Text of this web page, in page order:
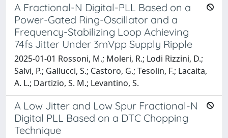
A Fractional-N Digital-PLL Based on a
Power-Gated Ring-Oscillator and a
Frequency-Stabilizing Loop Achieving
74fs Jitter Under 3mVpp Supply Ripple
2025-01-01 Rossoni, M.; Moleri, R.; Lodi Rizzini, D.;
Salvi, P.; Gallucci, S.; Castoro, G.; Tesolin, F.; Lacaita,
A. L.; Dartizio, S. M.; Levantino, S.
A Low Jitter and Low Spur Fractional-N
Digital PLL Based on a DTC Chopping
Technique